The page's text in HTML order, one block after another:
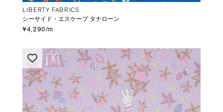
LIBERTY FABRICS
シーサイド・エスケープ タナローン
¥4,290/m